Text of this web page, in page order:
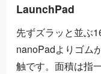
LaunchPad
先ずズラッと並ぶ
nanoPadよりゴム
触です。面積は指